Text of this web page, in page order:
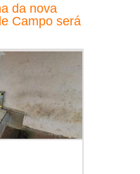
da nova
Campo será